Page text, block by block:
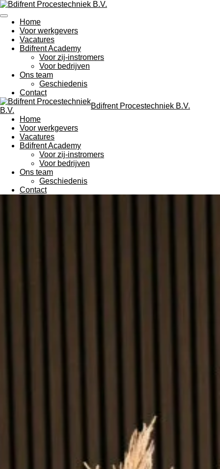
Ga
direct
naar
de
hoofdinhoud
Home
Voor werkgevers
Vacatures
Bdifrent Academy
Voor zij-instromers
Voor bedrijven
Ons team
Geschiedenis
Contact
Bdifrent Procestechniek B.V.
Home
Voor werkgevers
Vacatures
Bdifrent Academy
Voor zij-instromers
Voor bedrijven
Ons team
Geschiedenis
Contact